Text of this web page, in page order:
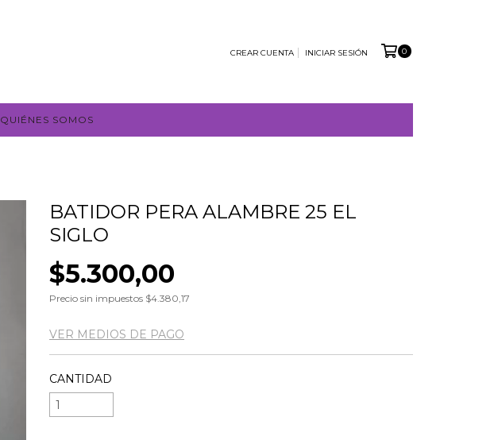
CREAR CUENTA INICIAR SESIÓN 0
QUIÉNES SOMOS
BATIDOR PERA ALAMBRE 25 EL
SIGLO
$5.300,00
Precio sin impuestos $4.380,17
VER MEDIOS DE PAGO
CANTIDAD